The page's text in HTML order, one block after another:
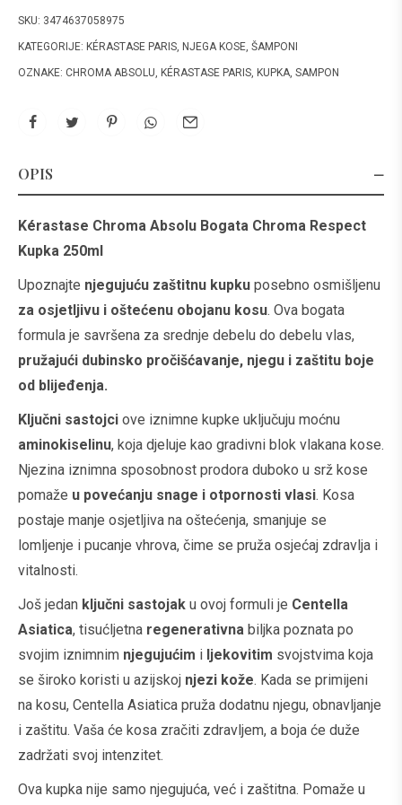
SKU: 3474637058975
KATEGORIJE: KÉRASTASE PARIS, NJEGA KOSE, ŠAMPONI
OZNAKE: CHROMA ABSOLU, KÉRASTASE PARIS, KUPKA, SAMPON
OPIS
Kérastase Chroma Absolu Bogata Chroma Respect
Kupka 250ml
Upoznajte njegujuću zaštitnu kupku posebno osmišljenu
za osjetljivu i oštećenu obojanu kosu. Ova bogata
formula je savršena za srednje debelu do debelu vlas,
pružajući dubinsko pročišćavanje, njegu i zaštitu boje
od blijeđenja.
Ključni sastojci ove iznimne kupke uključuju moćnu
aminokiselinu, koja djeluje kao gradivni blok vlakana kose.
Njezina iznimna sposobnost prodora duboko u srž kose
pomaže u povećanju snage i otpornosti vlasi. Kosa
postaje manje osjetljiva na oštećenja, smanjuje se
lomljenje i pucanje vhrova, čime se pruža osjećaj zdravlja i
vitalnosti.
Još jedan ključni sastojak u ovoj formuli je Centella
Asiatica, tisućljetna regenerativna biljka poznata po
svojim iznimnim njegujućim i ljekovitim svojstvima koja
se široko koristi u azijskoj njezi kože. Kada se primijeni
na kosu, Centella Asiatica pruža dodatnu njegu, obnavljanje
i zaštitu. Vaša će kosa zračiti zdravljem, a boja će duže
zadržati svoj intenzitet.
Ova kupka nije samo njegujuća, već i zaštitna. Pomaže u